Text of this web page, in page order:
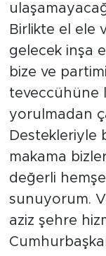
Birlikte el ele
gelecek inşa
bize ve
teveccühüne
yorulmadan
Destekleriyle
makama
değerli
sunuyorum.
aziz şehre